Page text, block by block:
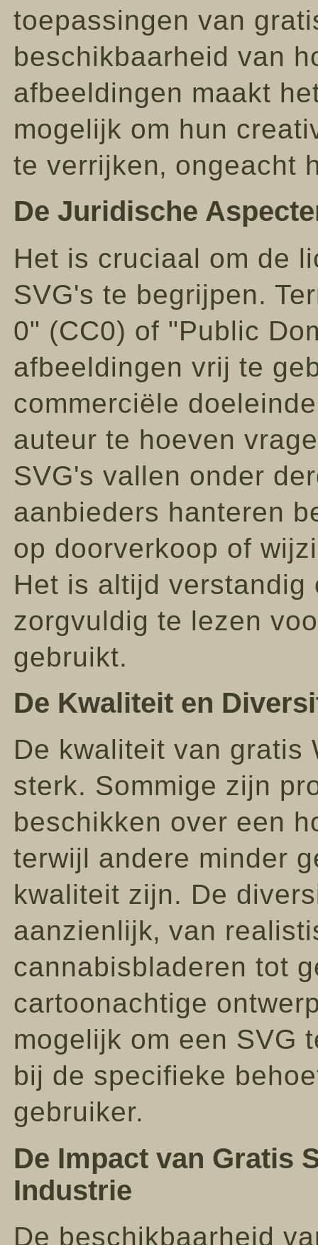
toepassingen van
beschikbaarheid van
afbeeldingen maakt
mogelijk om hun
te verrijken‚ ongeacht
De Juridische
Het is cruciaal om de
SVG's te begrijpen.
0" (CC0) of "Public
afbeeldingen vrij te
commerciële
auteur te hoeven
SVG's vallen onder
aanbieders hanteren
op doorverkoop of
Het is altijd verstandig
zorgvuldig te lezen
gebruikt.
De Kwaliteit en
De kwaliteit van gratis
sterk. Sommige zijn
beschikken over een
terwijl andere minder
kwaliteit zijn. De
aanzienlijk‚ van
cannabisbladeren tot
cartoonachtige
mogelijk om een SVG
bij de specifieke
gebruiker.
De Impact van Gratis
Industrie
De beschikbaarheid